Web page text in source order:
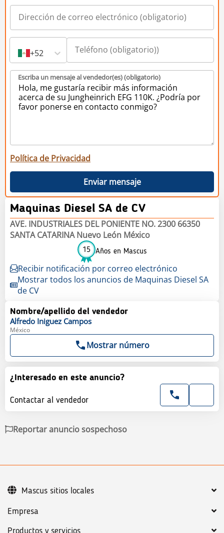
+52
Escriba un mensaje al vendedor(es) (obligatorio)
Política de Privacidad
Enviar mensaje
Maquinas Diesel SA de CV
AVE. INDUSTRIALES DEL PONIENTE NO. 2300 66350
SANTA CATARINA Nuevo León México
15 Años en Mascus
Recibir notificación por correo electrónico
Mostrar todos los anuncios de Maquinas Diesel SA
de CV
Nombre/apellido del vendedor
Alfredo Iniguez Campos
México
Mostrar número
¿Interesado en este anuncio?
Contactar al vendedor
Reportar anuncio sospechoso
Empresa
Productos y servicios
Mascus sitios locales